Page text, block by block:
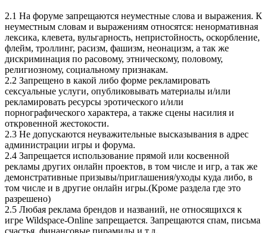
2.1 На форуме запрещаются неуместные слова и выражения. К
неуместным словам и выражениям относятся: ненормативная
лексика, клевета, вульгарность, непристойность, оскорбление,
флейм, троллинг, расизм, фашизм, неонацизм, а так же
дискриминация по расовому, этническому, половому,
религиозному, социальному признакам.
2.2 Запрещено в какой либо форме рекламировать
сексуальные услуги, опубликовывать материалы и/или
рекламировать ресурсы эротического и/или
порнографического характера, а также сцены насилия и
откровенной жестокости.
2.3 Не допускаются неуважительные высказывания в адрес
администрации игры и форума.
2.4 Запрещается использование прямой или косвенной
рекламы других онлайн проектов, в том числе и игр, а так же
демонстративные призывы/приглашения/уходы куда либо, в
том числе и в другие онлайн игры.(Кроме раздела где это
разрешено)
2.5 Любая реклама брендов и названий, не относящихся к
игре Wildspace-Online запрещается. Запрещаются спам, письма
счастья, финансовые пирамиды и т.д.